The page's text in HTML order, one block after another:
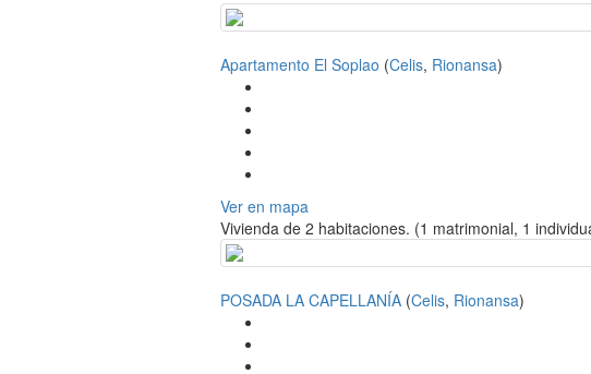
Apartamento El Soplao (Celis, Rionansa)
Ver en mapa
Vivienda de 2 habitaciones. (1 matrimonial, 1
POSADA LA CAPELLANÍA (Celis, Rionansa)